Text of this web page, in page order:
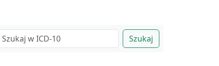
Szukaj